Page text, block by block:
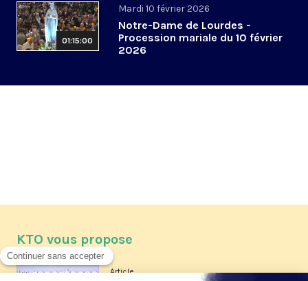
01:15:00
Mardi 10 février 2026
Notre-Dame de Lourdes -
Procession mariale du 10 février
2026
KTO vous propose
Article